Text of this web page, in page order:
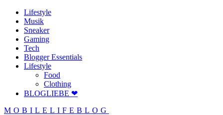
Lifestyle
Musik
Sneaker
Gaming
Tech
Blogger Essentials
Lifestyle
Food
Clothing
BLOGLIEBE ❤
MOBILELIFEBLOG